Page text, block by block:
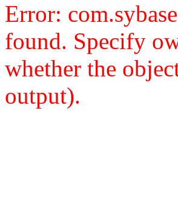
Error:
found. Specify
whether the
output).